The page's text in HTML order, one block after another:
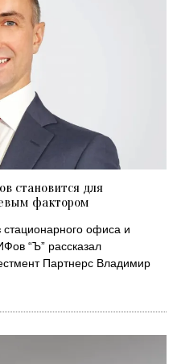
становится для
фактором
офиса и
“Ъ” рассказал
Партнерс Владимир